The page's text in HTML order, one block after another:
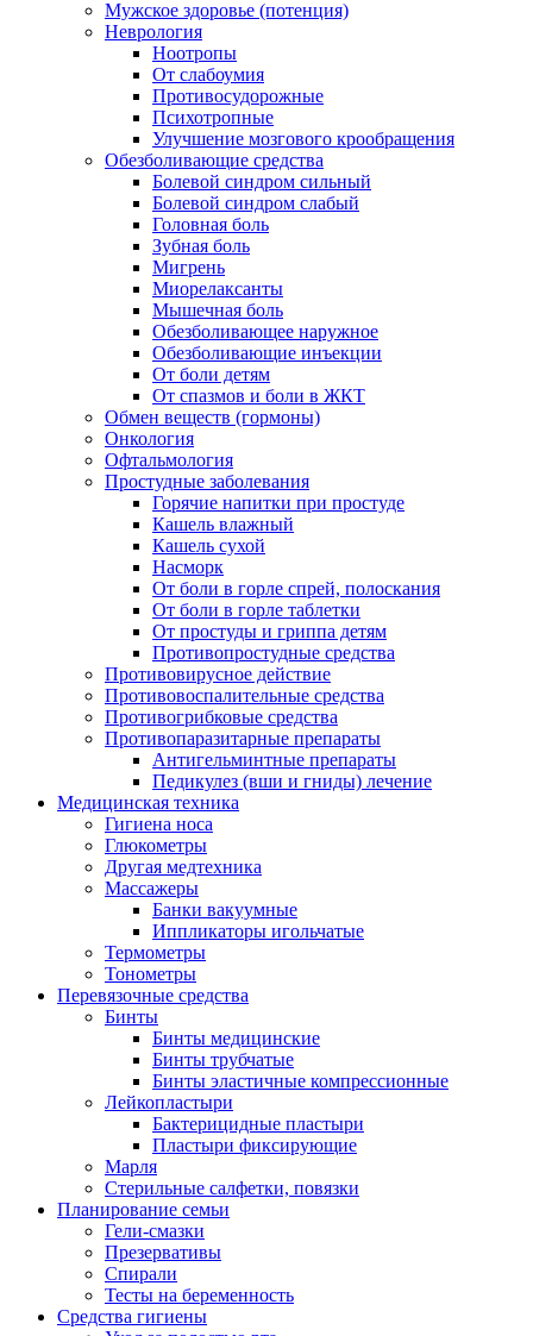
Мужское здоровье (потенция)
Неврология
Ноотропы
От слабоумия
Противосудорожные
Психотропные
Улучшение мозгового крообращения
Обезболивающие средства
Болевой синдром сильный
Болевой синдром слабый
Головная боль
Зубная боль
Мигрень
Миорелаксанты
Мышечная боль
Обезболивающее наружное
Обезболивающие инъекции
От боли детям
От спазмов и боли в ЖКТ
Обмен веществ (гормоны)
Онкология
Офтальмология
Простудные заболевания
Горячие напитки при простуде
Кашель влажный
Кашель сухой
Насморк
От боли в горле спрей, полоскания
От боли в горле таблетки
От простуды и гриппа детям
Противопростудные средства
Противовирусное действие
Противовоспалительные средства
Противогрибковые средства
Противопаразитарные препараты
Антигельминтные препараты
Педикулез (вши и гниды) лечение
Медицинская техника
Гигиена носа
Глюкометры
Другая медтехника
Массажеры
Банки вакуумные
Иппликаторы игольчатые
Термометры
Тонометры
Перевязочные средства
Бинты
Бинты медицинские
Бинты трубчатые
Бинты эластичные компрессионные
Лейкопластыри
Бактерицидные пластыри
Пластыри фиксирующие
Марля
Стерильные салфетки, повязки
Планирование семьи
Гели-смазки
Презервативы
Спирали
Тесты на беременность
Средства гигиены